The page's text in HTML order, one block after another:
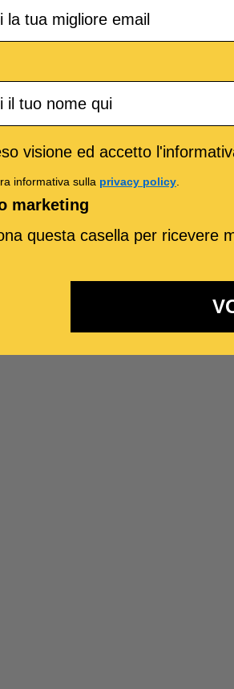
visione ed accetto
informativa sulla privacy policy.
marketing
questa casella per ricevere